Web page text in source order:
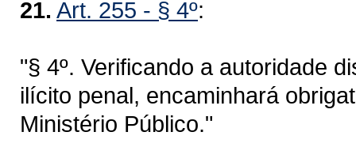
21. Art. 255 - § 4º:
"§ 4º. Verificando a autoridade
ilícito penal, encaminhará
Ministério Público."